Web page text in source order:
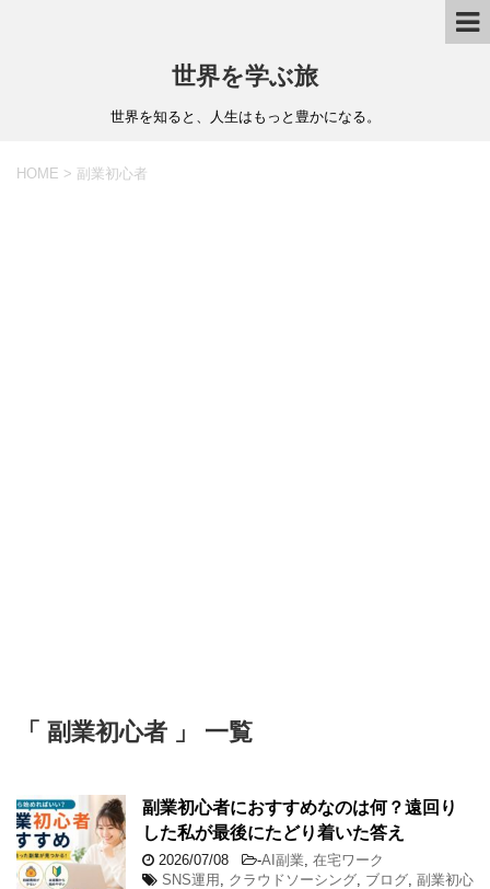
世界を学ぶ旅
世界を知ると、人生はもっと豊かになる。
HOME > 副業初心者
「 副業初心者 」 一覧
副業初心者におすすめなのは何？遠回り
した私が最後にたどり着いた答え
2026/07/08 -AI副業 在宅ワーク
SNS運用
クラウドソーシング ブログ 副業初心